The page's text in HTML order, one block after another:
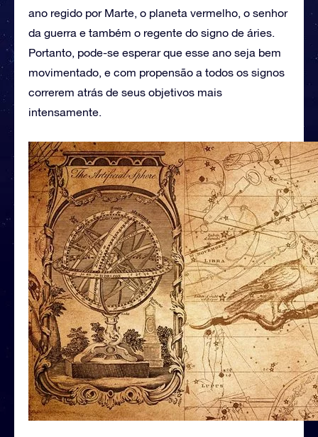
ano regido por Marte, o planeta vermelho, o senhor
da guerra e também o regente do signo de áries.
Portanto, pode-se esperar que esse ano seja bem
movimentado, e com propensão a todos os signos
correrem atrás de seus objetivos mais
intensamente.